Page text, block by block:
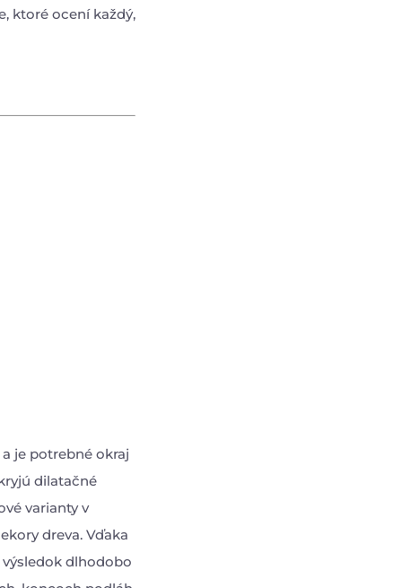
ktoré ocení každý,
je potrebné okraj
dilatačné
varianty v
dreva. Vďaka
dlhodobo